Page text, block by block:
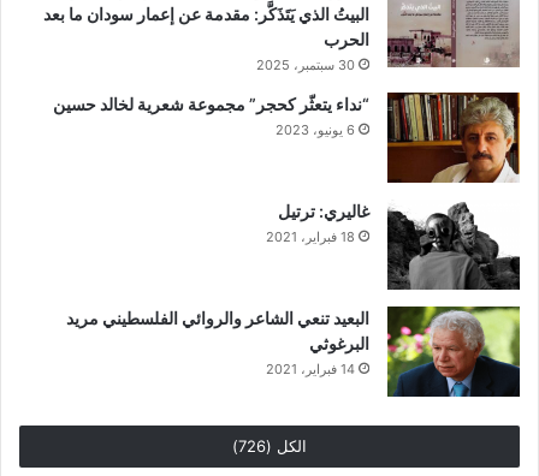
البيتُ الذي يَتَذَكَّر: مقدمة عن إعمار سودان ما بعد
الحرب
30 سبتمبر، 2025
“نداء يتعثّر كحجر” مجموعة شعرية لخالد حسين
6 يونيو، 2023
غاليري: ترتيل
18 فبراير، 2021
البعيد تنعي الشاعر والروائي الفلسطيني مريد
البرغوثي
14 فبراير، 2021
الكل (726)